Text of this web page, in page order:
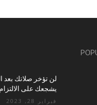
لن تؤخر صلاتك بعد
يشجعك على الالتزام
فبراير 28, 2023